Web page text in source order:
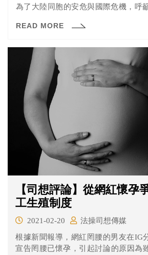
為了大陸同胞的安危與國際危機，呼
民黨所發，並警告信函製作者已有違
READ MORE
【司想評論】從網紅懷孕
工生殖制度
2021-02-20
法操司想傳媒
根據新聞報導，網紅罔腰的男友在IG
宣告罔腰已懷孕，引起討論的原因為